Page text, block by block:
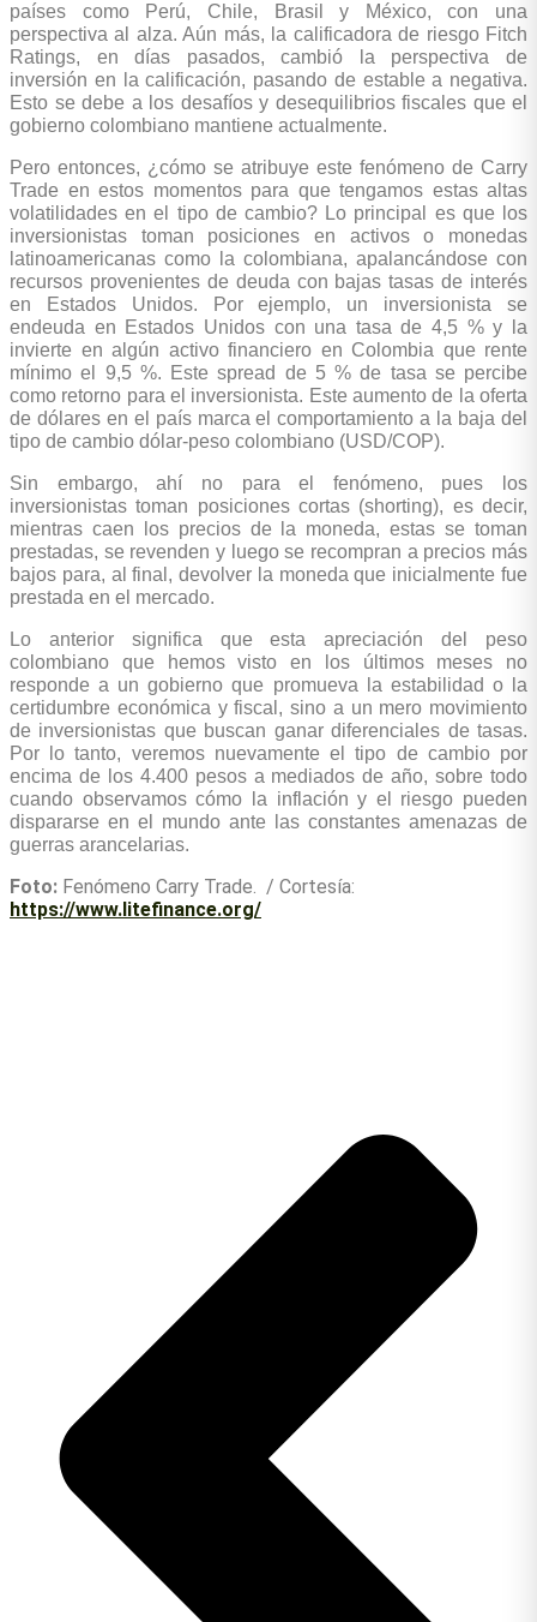
países como Perú, Chile, Brasil y México, con una
perspectiva al alza. Aún más, la calificadora de riesgo Fitch
Ratings, en días pasados, cambió la perspectiva de
inversión en la calificación, pasando de estable a negativa.
Esto se debe a los desafíos y desequilibrios fiscales que el
gobierno colombiano mantiene actualmente.
Pero entonces, ¿cómo se atribuye este fenómeno de Carry
Trade en estos momentos para que tengamos estas altas
volatilidades en el tipo de cambio? Lo principal es que los
inversionistas toman posiciones en activos o monedas
latinoamericanas como la colombiana, apalancándose con
recursos provenientes de deuda con bajas tasas de interés
en Estados Unidos. Por ejemplo, un inversionista se
endeuda en Estados Unidos con una tasa de 4,5 % y la
invierte en algún activo financiero en Colombia que rente
mínimo el 9,5 %. Este spread de 5 % de tasa se percibe
como retorno para el inversionista. Este aumento de la oferta
de dólares en el país marca el comportamiento a la baja del
tipo de cambio dólar-peso colombiano (USD/COP).
Sin embargo, ahí no para el fenómeno, pues los
inversionistas toman posiciones cortas (shorting), es decir,
mientras caen los precios de la moneda, estas se toman
prestadas, se revenden y luego se recompran a precios más
bajos para, al final, devolver la moneda que inicialmente fue
prestada en el mercado.
Lo anterior significa que esta apreciación del peso
colombiano que hemos visto en los últimos meses no
responde a un gobierno que promueva la estabilidad o la
certidumbre económica y fiscal, sino a un mero movimiento
de inversionistas que buscan ganar diferenciales de tasas.
Por lo tanto, veremos nuevamente el tipo de cambio por
encima de los 4.400 pesos a mediados de año, sobre todo
cuando observamos cómo la inflación y el riesgo pueden
dispararse en el mundo ante las constantes amenazas de
guerras arancelarias.
Foto: Fenómeno Carry Trade. / Cortesía:
https://www.litefinance.org/